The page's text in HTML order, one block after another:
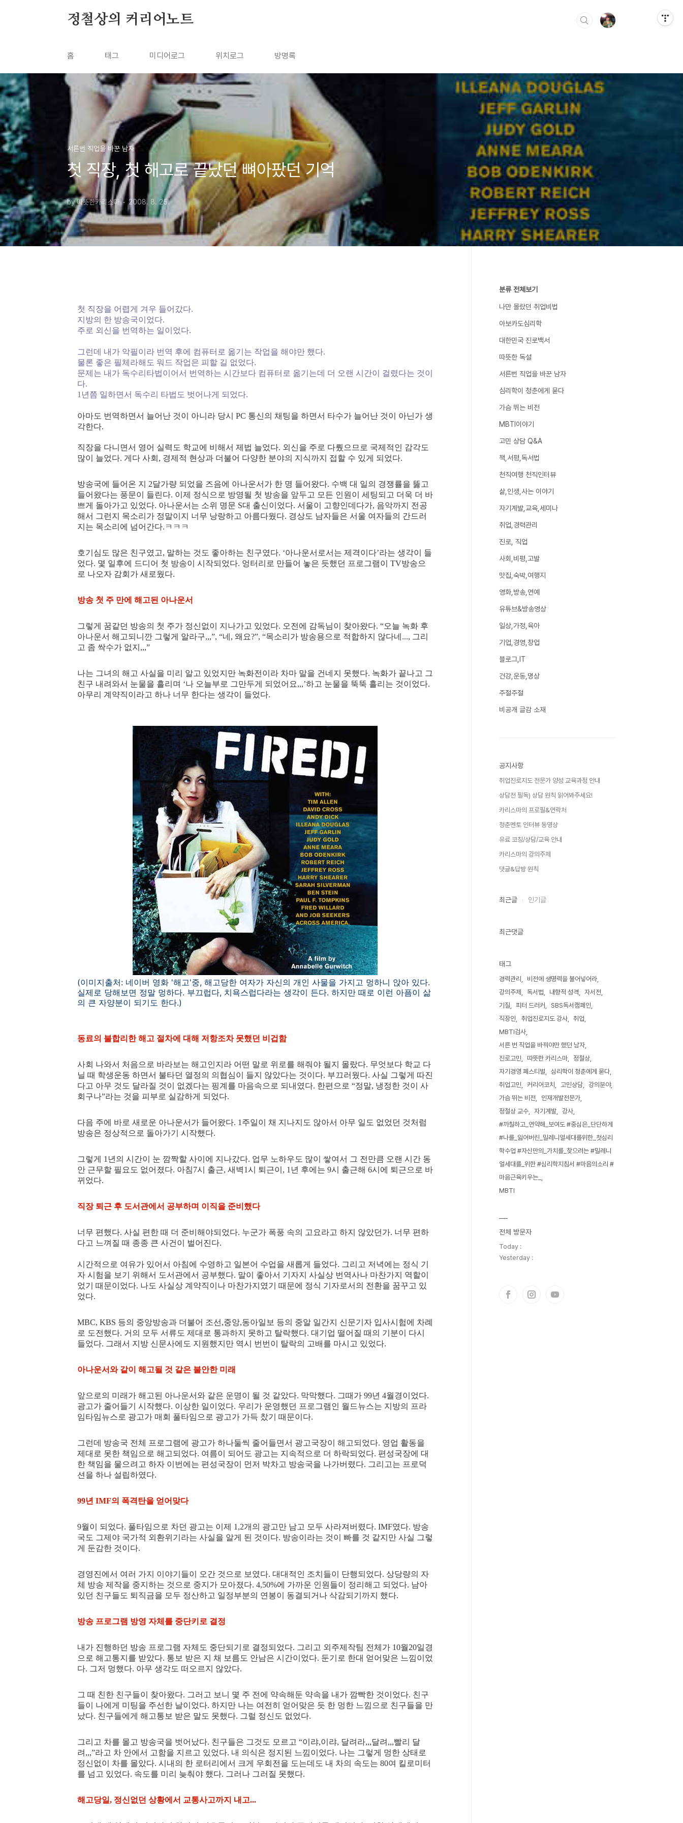
정철상의 커리어노트
홈 태그 미디어로그 위치로그 방명록
서른번 직업을 바꾼 남자
첫 직장, 첫 해고로 끝났던 뼈아팠던 기억
by 따뜻한카리스마 2008. 8. 25.
첫 직장을 어렵게 겨우 들어갔다.
지방의 한 방송국이었다.
주로 외신을 번역하는 일이었다.
그런데 내가 악필이라 번역 후에 컴퓨터로 옮기는 작업을 해야만 했다.
물론 좋은 필체라해도 워드 작업은 피할 길 없었다.
문제는 내가 독수리타법이어서 번역하는 시간보다 컴퓨터로 옮기는데 더 오랜 시간이 걸렸다는 것이
다.
1년쯤 일하면서 독수리 타법도 벗어나게 되었다.
아마도 번역하면서 늘어난 것이 아니라 당시 PC 통신의 채팅을 하면서 타수가 늘어난 것이 아닌가 생
각한다.
직장을 다니면서 영어 실력도 학교에 비해서 제법 늘었다. 외신을 주로 다뤘으므로 국제적인 감각도
많이 늘었다. 게다 사회, 경제적 현상과 더불어 다양한 분야의 지식까지 접할 수 있게 되었다.
방송국에 들어온 지 2달가량 되었을 즈음에 아나운서가 한 명 들어왔다. 수백 대 일의 경쟁률을 뚫고
들어왔다는 풍문이 들린다. 이제 정식으로 방영될 첫 방송을 앞두고 모든 인원이 세팅되고 더욱 더 바
쁘게 돌아가고 있었다. 아나운서는 소위 명문 S대 출신이었다. 서울이 고향인데다가, 음악까지 전공
해서 그런지 목소리가 정말이지 너무 낭랑하고 아름다웠다. 경상도 남자들은 서울 여자들의 간드러
지는 목소리에 넘어간다.ㅋㅋㅋ
호기심도 많은 친구였고, 말하는 것도 좋아하는 친구였다. ‘아나운서로서는 제격이다’라는 생각이 들
었다. 몇 일후에 드디어 첫 방송이 시작되었다. 엉터리로 만들어 놓은 듯했던 프로그램이 TV방송으
로 나오자 감회가 새로웠다.
방송 첫 주 만에 해고된 아나운서
그렇게 꿈같던 방송의 첫 주가 정신없이 지나가고 있었다. 오전에 감독님이 찾아왔다. “오늘 녹화 후
아나운서 해고되니깐 그렇게 알라구,,,”, “네, 왜요?”, “목소리가 방송용으로 적합하지 않다네..., 그리
고 좀 싹수가 없지,,,”
나는 그녀의 해고 사실을 미리 알고 있었지만 녹화전이라 차마 말을 건네지 못했다. 녹화가 끝나고 그
친구 내려와서 눈물을 흘리며 ‘나 오늘부로 그만두게 되었어요,,,’하고 눈물을 뚝뚝 흘리는 것이었다.
아무리 계약직이라고 하나 너무 한다는 생각이 들었다.
(이미지출처: 네이버 영화 '해고'중, 해고당한 여자가 자신의 개인 사물을 가지고 멍하니 앉아 있다.
실제로 당해보면 정말 멍하다. 부끄럽다, 치욕스럽다라는 생각이 든다. 하지만 때로 이런 아픔이 삶
의 큰 자양분이 되기도 한다.)
동료의 불합리한 해고 절차에 대해 저항조차 못했던 비겁함
사회 나와서 처음으로 바라보는 해고인지라 어떤 말로 위로를 해줘야 될지 몰랐다. 무엇보다 학교 다
닐 때 학생운동 하면서 불타던 열정의 의협심이 들지 않았다는 것이다. 부끄러웠다. 사실 그렇게 따진
다고 아무 것도 달라질 것이 없겠다는 핑계를 마음속으로 되내였다. 한편으로 “정말, 냉정한 것이 사
회구나”라는 것을 피부로 실감하게 되었다.
다음 주에 바로 새로운 아나운서가 들어왔다. 1주일이 채 지나지도 않아서 아무 일도 없었던 것처럼
방송은 정상적으로 돌아가기 시작했다.
그렇게 1년의 시간이 눈 깜짝할 사이에 지나갔다. 업무 노하우도 많이 쌓여서 그 전만큼 오랜 시간 동
안 근무할 필요도 없어졌다. 아침7시 출근, 새벽1시 퇴근이, 1년 후에는 9시 출근해 6시에 퇴근으로 바
뀌었다.
직장 퇴근 후 도서관에서 공부하며 이직을 준비했다
너무 편했다. 사실 편한 때 더 준비해야되었다. 누군가 폭풍 속의 고요라고 하지 않았던가. 너무 편하
다고 느껴질 때 종종 큰 사건이 벌어진다.
시간적으로 여유가 있어서 아침에 수영하고 일본어 수업을 새롭게 들었다. 그리고 저녁에는 정식 기
자 시험을 보기 위해서 도서관에서 공부했다. 말이 좋아서 기자지 사실상 번역사나 마찬가지 역할이
었기 때문이었다. 나도 사실상 계약직이나 마찬가지였기 때문에 정식 기자로서의 전환을 꿈꾸고 있
었다.
MBC, KBS 등의 중앙방송과 더불어 조선,중앙,동아일보 등의 중알 일간지 신문기자 입사시험에 차례
로 도전했다. 거의 모두 서류도 제대로 통과하지 못하고 탈락했다. 대기업 떨어질 때의 기분이 다시
들었다. 그래서 지방 신문사에도 지원했지만 역시 번번이 탈락의 고배를 마시고 있었다.
아나운서와 같이 해고될 것 같은 불안한 미래
앞으로의 미래가 해고된 아나운서와 같은 운명이 될 것 같았다. 막막했다. 그때가 99년 4월경이었다.
광고가 줄어들기 시작했다. 이상한 일이었다. 우리가 운영했던 프로그램인 월드뉴스는 지방의 프라
임타임뉴스로 광고가 매회 풀타임으로 광고가 가득 찼기 때문이다.
그런데 방송국 전체 프로그램에 광고가 하나둘씩 줄어들면서 광고국장이 해고되었다. 영업 활동을
제대로 못한 책임으로 해고되었다. 여름이 되어도 광고는 지속적으로 더 하락되었다. 편성국장에 대
한 책임을 물으려고 하자 이번에는 편성국장이 먼저 박차고 방송국을 나가버렸다. 그리고는 프로덕
션을 하나 설립하였다.
99년 IMF의 폭격탄을 얻어맞다
9월이 되었다. 풀타임으로 차던 광고는 이제 1,2개의 광고만 남고 모두 사라져버렸다. IMF였다. 방송
국도 그제야 국가적 외환위기라는 사실을 알게 된 것이다. 방송이라는 것이 빠를 것 같지만 사실 그렇
게 둔감한 것이다.
경영진에서 여러 가지 이야기들이 오간 것으로 보였다. 대대적인 조치들이 단행되었다. 상당량의 자
체 방송 제작을 중지하는 것으로 중지가 모아졌다. 4,50%에 가까운 인원들이 정리해고 되었다. 남아
있던 친구들도 퇴직금을 모두 정산하고 일정부분의 연봉이 동결되거나 삭감되기까지 했다.
방송 프로그램 방영 자체를 중단키로 결정
내가 진행하던 방송 프로그램 자체도 중단되기로 결정되었다. 그리고 외주제작팀 전체가 10월20일경
으로 해고통지를 받았다. 통보 받은 지 채 보름도 안남은 시간이었다. 둔기로 한대 얻어맞은 느낌이었
다. 그저 멍했다. 아무 생각도 떠오르지 않았다.
그 때 친한 친구들이 찾아왔다. 그러고 보니 몇 주 전에 약속해둔 약속을 내가 깜빡한 것이었다. 친구
들이 나에게 미팅을 주선한 날이었다. 하지만 나는 여전히 얻어맞은 듯 한 멍한 느낌으로 친구들을 만
났다. 친구들에게 해고통보 받은 말도 못했다. 그럴 정신도 없었다.
그리고 차를 몰고 방송국을 벗어났다. 친구들은 그것도 모르고 “이랴,이랴, 달려라,,,달려,,,빨리 달
려,,,”라고 차 안에서 고함을 지르고 있었다. 내 의식은 정지된 느낌이었다. 나는 그렇게 멍한 상태로
정신없이 차를 몰았다. 시내의 한 로터리에서 크게 우회전을 도는데도 내 차의 속도는 80여 킬로미터
를 넘고 있었다. 속도를 미리 늦춰야 했다. 그러나 그러질 못했다.
해고당일, 정신없던 상황에서 교통사고까지 내고...
분류 전체보기
나만 몰랐던 취업비법
아보카도심리학
대한민국 진로백서
따뜻한 독설
서른번 직업을 바꾼 남자
심리학이 청춘에게 묻다
가슴 뛰는 비전
MBTI이야기
고민 상담 Q&A
책,서평,독서법
천직여행 천직인터뷰
삶,인생,사는 이야기
자기계발,교육,세미나
취업,경력관리
진로, 직업
사회,비평,고발
맛집,숙박,여행지
영화,방송,연예
유튜브&방송영상
일상,가정,육아
기업,경영,창업
블로그,IT
건강,운동,명상
주절주절
비공개 글감 소재
공지사항
취업진로지도 전문가 양성 교육과정 안내
상담전 필독) 상담 원칙 읽어봐주세요!
카리스마의 프로필&연락처
청춘멘토 인터뷰 동영상
유료 코칭/상담/교육 안내
카리스마의 강의주제
댓글&답방 원칙
최근글 인기글
최근댓글
태그
경력관리
비전에 생명력을 불어넣어라
강의주제
독서법 내향적 성격
자서전
기질
피터 드러커
SBS독서캠페인
직장인
취업진로지도 강사
취업
MBTI검사
서른 번 직업을 바꿔야만 했던 남자
진로고민
따뜻한 카리스마
정철상
자기경영 페스티벌
심리학이 청춘에게 묻다
취업고민
커리어코치 고민상담
강의분야
가슴 뛰는 비전
인재개발전문가
정철상 교수
자기계발
강사
#까칠하고_연약해_보여도 #중심은_단단하게
#나를_잃어버린_밀레니얼세대를위한_첫심리
학수업 #자신만의_가치를_찾으려는 #밀레니
얼세대를_위한 #심리학지침서 #마음의소리 #
마음근육키우는_
MBTI
전체 방문자
Today :
Yesterday :